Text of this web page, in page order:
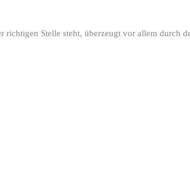
richtigen Stelle steht, überzeugt vor allem